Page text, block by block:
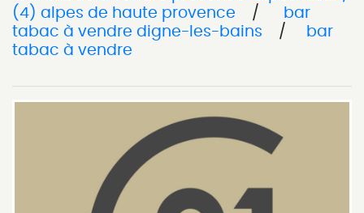
(4) alpes de haute provence
/
bar
tabac à vendre digne-les-bains
/
bar
tabac à vendre